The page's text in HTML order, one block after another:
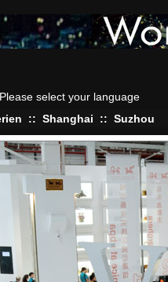
Please select your language
:: Shanghai :: Suzhou